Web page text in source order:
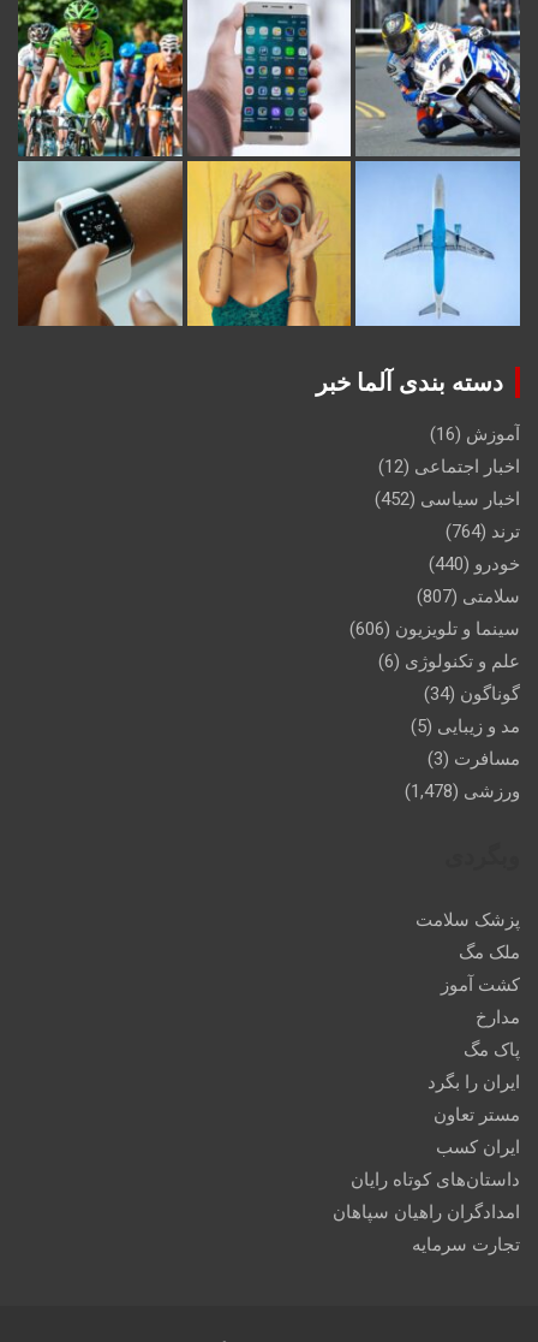
دسته بندی آلما خبر
آموزش (16)
اخبار اجتماعی (12)
اخبار سیاسی (452)
ترند (764)
خودرو (440)
سلامتی (807)
سینما و تلویزیون (606)
علم و تکنولوژی (6)
گوناگون (34)
مد و زیبایی (5)
مسافرت (3)
ورزشی (1,478)
پزشک سلامت
ملک مگ
کشت آموز
مدارخ
پاک مگ
ایران را بگرد
مستر تعاون
ایران کسب
داستان‌های کوتاه رایان
امدادگران راهیان سپاهان
تجارت سرمایه